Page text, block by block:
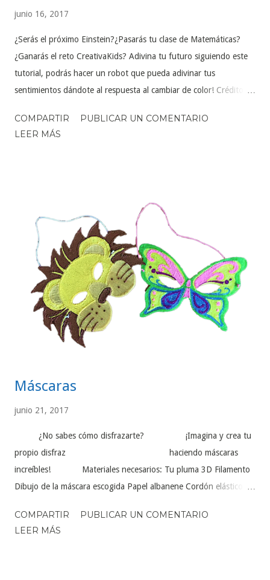
junio 16, 2017
¿Serás el próximo Einstein?¿Pasarás tu clase de Matemáticas?
¿Ganarás el reto CreativaKids? Adivina tu futuro siguiendo este
tutorial, podrás hacer un robot que pueda adivinar tus
sentimientos dándote al respuesta al cambiar de color! Crédito:
COMPARTIR
PUBLICAR UN COMENTARIO
LEER MÁS
Máscaras
junio 21, 2017
¿No sabes cómo disfrazarte? ¡Imagina y crea tu
propio disfraz haciendo máscaras
increíbles! Materiales necesarios: Tu pluma 3D Filamento
Dibujo de la máscara escogida Papel albanene Cordón elástico
máscara. Comenzar a rellenar el dibujo con la pluma 3D. Dejar a
COMPARTIR
PUBLICAR UN COMENTARIO
LEER MÁS